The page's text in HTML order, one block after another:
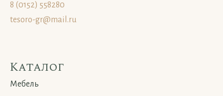
8 (0152) 558280
tesoro-gr@mail.ru
Каталог
Мебель